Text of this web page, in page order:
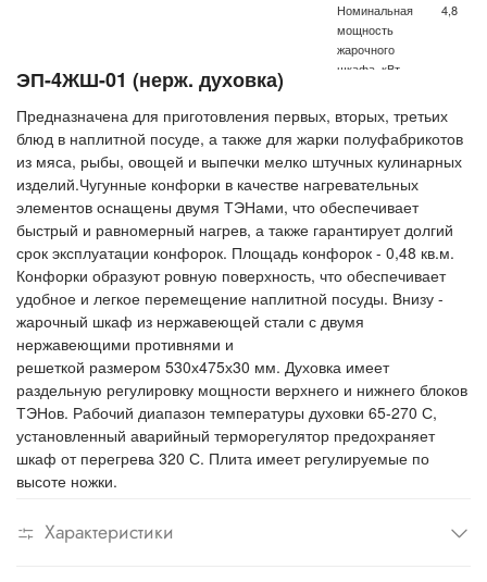
Номинальная
мощность
жарочного
шкафа, кВт
4,8
температуры
жарочного
шкафа, °C
Время
разогрева
жарочного
шкафа до 240
°C, мин, не
Внутренние
размеры
шкафа, мм
Габаритные
размеры, мм
Масса, кг
ЭП-4ЖШ-01 (нерж. духовка)
Предназначена для приготовления первых, вторых, третьих
блюд в наплитной посуде, а также для жарки полуфабрикотов
из мяса, рыбы, овощей и выпечки мелко штучных кулинарных
изделий.Чугунные конфорки в качестве нагревательных
элементов оснащены двумя ТЭНами, что обеспечивает
быстрый и равномерный нагрев, а также гарантирует долгий
срок эксплуатации конфорок. Площадь конфорок - 0,48 кв.м.
Конфорки образуют ровную поверхность, что обеспечивает
удобное и легкое перемещение наплитной посуды. Внизу -
жарочный шкаф из нержавеющей стали с двумя
нержавеющими противнями и
решеткой размером 530х475х30 мм. Духовка имеет
раздельную регулировку мощности верхнего и нижнего блоков
ТЭНов. Рабочий диапазон температуры духовки 65-270 С,
установленный аварийный терморегулятор предохраняет
шкаф от перегрева 320 С. Плита имеет регулируемые по
высоте ножки.
Характеристики